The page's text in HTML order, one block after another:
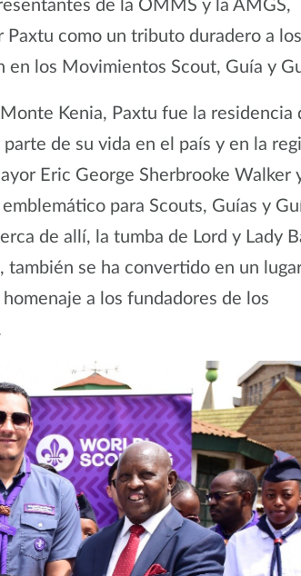
de la OMMS y la AMGS,
como un tributo duradero a los
los Movimientos Scout, Guía y
Kenia, Paxtu fue la residencia
de su vida en el país y en la
Eric George Sherbrooke Walker
para Scouts, Guías y
de allí, la tumba de Lord y Lady
también se ha convertido en un
a los fundadores de los